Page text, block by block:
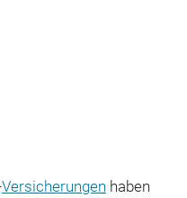
Versicherungen haben